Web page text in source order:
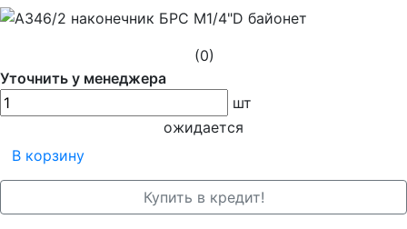
(0)
Уточнить у менеджера
шт
ожидается
В корзину
Купить в кредит!